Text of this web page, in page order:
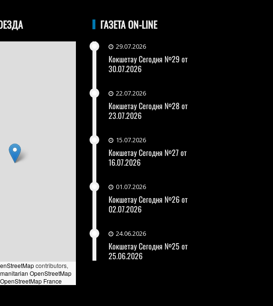
contributors,
OpenStreetMap
OpenStreetMap France
ГАЗЕТА ON-LINE
29.07.2026
Кокшетау Сегодня №29 от
30.07.2026
22.07.2026
Кокшетау Сегодня №28 от
23.07.2026
15.07.2026
Кокшетау Сегодня №27 от
16.07.2026
01.07.2026
Кокшетау Сегодня №26 от
02.07.2026
24.06.2026
Кокшетау Сегодня №25 от
25.06.2026